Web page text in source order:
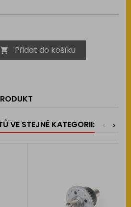
 Přidat do košíku
VE STEJNÉ KATEGORII: >
<